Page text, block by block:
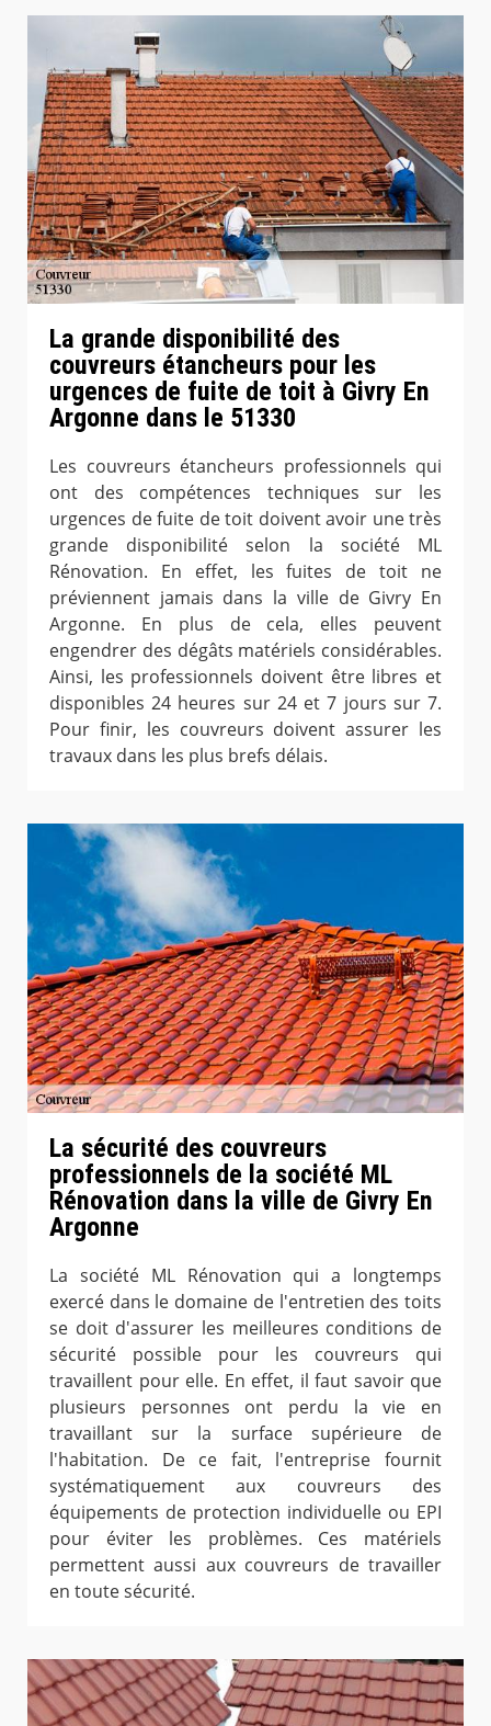
La grande disponibilité des
couvreurs étancheurs pour les
urgences de fuite de toit à Givry En
Argonne dans le 51330
Les couvreurs étancheurs professionnels qui
ont des compétences techniques sur les
urgences de fuite de toit doivent avoir une très
grande disponibilité selon la société ML
Rénovation. En effet, les fuites de toit ne
préviennent jamais dans la ville de Givry En
Argonne. En plus de cela, elles peuvent
engendrer des dégâts matériels considérables.
Ainsi, les professionnels doivent être libres et
disponibles 24 heures sur 24 et 7 jours sur 7.
Pour finir, les couvreurs doivent assurer les
travaux dans les plus brefs délais.
La sécurité des couvreurs
professionnels de la société ML
Rénovation dans la ville de Givry En
Argonne
La société ML Rénovation qui a longtemps
exercé dans le domaine de l'entretien des toits
se doit d'assurer les meilleures conditions de
sécurité possible pour les couvreurs qui
travaillent pour elle. En effet, il faut savoir que
plusieurs personnes ont perdu la vie en
travaillant sur la surface supérieure de
l'habitation. De ce fait, l'entreprise fournit
systématiquement aux couvreurs des
équipements de protection individuelle ou EPI
pour éviter les problèmes. Ces matériels
permettent aussi aux couvreurs de travailler
en toute sécurité.